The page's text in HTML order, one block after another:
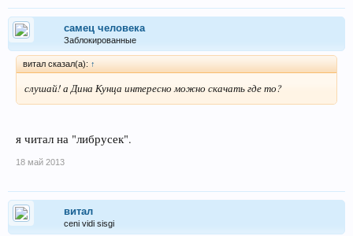
самец человека
Заблокированные
витал сказал(а): ↑
слушай! а Дина Кунца интересно можно скачать где то?
я читал на "либрусек".
18 май 2013
витал
ceni vidi sisgi